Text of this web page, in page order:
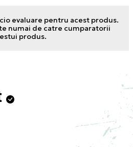
evaluare pentru acest produs.
numai de catre cumparatorii
produs.